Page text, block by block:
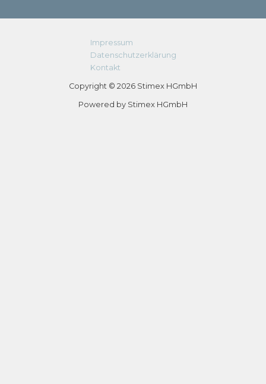
Impressum
Datenschutzerklärung
Kontakt
Copyright © 2026 Stimex HGmbH
Powered by Stimex HGmbH